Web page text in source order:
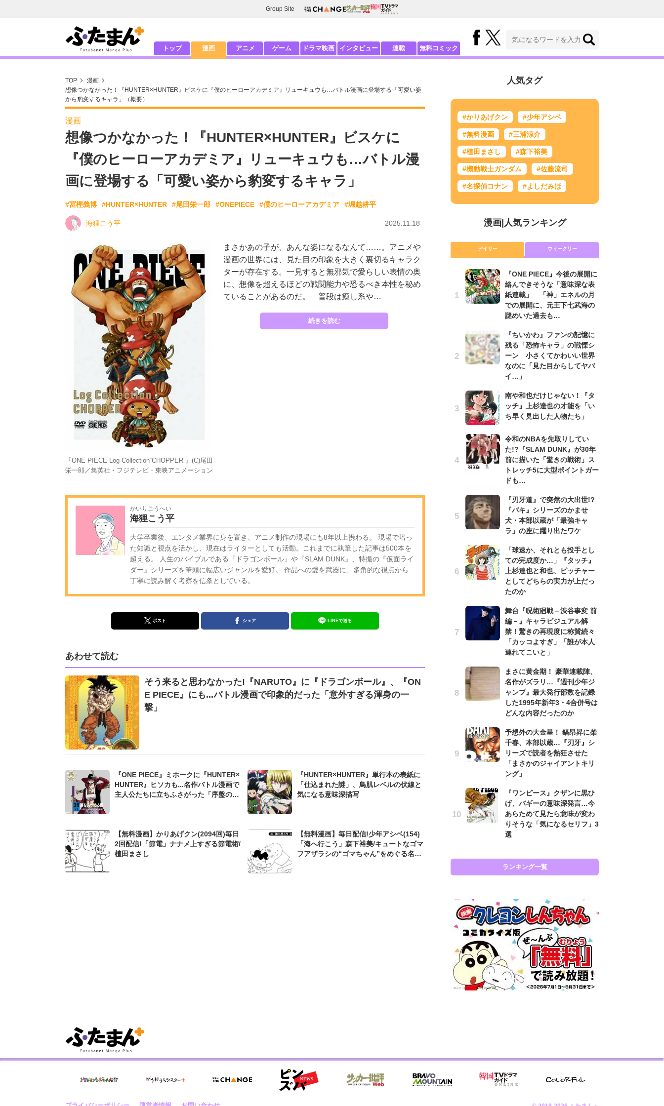
Group Site
トップ 漫画 アニメ ゲーム ドラマ映画 インタビュー 連載 無料コミック
TOP
漫画
想像つかなかった！『HUNTER×HUNTER』ビスケに『僕のヒーローアカデミア』リューキュウも…バトル漫画に登場する「可愛い姿
から豹変するキャラ」（概要）
漫画
想像つかなかった！『HUNTER×HUNTER』ビスケに
『僕のヒーローアカデミア』リューキュウも…バトル漫
画に登場する「可愛い姿から豹変するキャラ」
#冨樫義博 #HUNTER×HUNTER #尾田栄一郎 #ONEPIECE #僕のヒーローアカデミア #堀越耕平
海狸こう平 2025.11.18
『ONE PIECE Log Collection“CHOPPER”』(C)尾田
栄一郎／集英社・フジテレビ・東映アニメーション
まさかあの子が、あんな姿になるなんて……。アニメや
漫画の世界には、見た目の印象を大きく裏切るキャラク
ターが存在する。一見すると無邪気で愛らしい表情の奥
に、想像を超えるほどの戦闘能力や恐るべき本性を秘め
ていることがあるのだ。 普段は癒し系や…
続きを読む
かいりこうへい
海狸こう平
大学卒業後、エンタメ業界に身を置き、アニメ制作の現場にも8年以上携わる。 現場で培っ
た知識と視点を活かし、現在はライターとしても活動。これまでに執筆した記事は500本を
超える。 人生のバイブルである『ドラゴンボール』や『SLAM DUNK』、特撮の『仮面ライ
ダー』シリーズを筆頭に幅広いジャンルを愛好。 作品への愛を武器に、多角的な視点から
丁寧に読み解く考察を信条としている。
ポスト シェア LINEで送る
あわせて読む
そう来ると思わなかった!『NARUTO』に『ドラゴンボール』、『ON
E PIECE』にも...バトル漫画で印象的だった「意外すぎる渾身の一
撃」
『ONE PIECE』ミホークに『HUNTER×
HUNTER』ヒソカも...名作バトル漫画で
主人公たちに立ちふさがった「序盤の強
『HUNTER×HUNTER』単行本の表紙に
「仕込まれた謎」、鳥肌レベルの伏線と
気になる意味深描写
【無料漫画】かりあげクン(2094回)毎日
2回配信!「節電」ナナメ上すぎる節電術/
植田まさし
【無料漫画】毎日配信!少年アシベ(154)
「海へ行こう」森下裕美/キュートなゴマ
フアザラシの“ゴマちゃん”をめぐる名作
人気タグ
#かりあげクン #少年アシベ
#無料漫画 #三浦涼介
#植田まさし #森下裕美
#機動戦士ガンダム #佐藤流司
#名探偵コナン #よしだみほ
漫画| 人気ランキング
デイリー ウィークリー
『ONE PIECE』今後の展開に
絡んできそうな「意味深な表
紙連載」 「神」エネルの月
での展開に、元王下七武海の
謎めいた過去も…
『ちいかわ』ファンの記憶に
残る「恐怖キャラ」の戦慄シ
ーン 小さくてかわいい世界
なのに「見た目からしてヤバ
イ…」
南や和也だけじゃない！『タ
ッチ』上杉達也の才能を「い
ち早く見出した人物たち」
令和のNBAを先取りしてい
た!?『SLAM DUNK』が30年
前に描いた「驚きの戦術」ス
トレッチ5に大型ポイントガー
ドも…
『刃牙道』で突然の大出世!?
『バキ』シリーズのかませ
犬・本部以蔵が「最強キャ
ラ」の座に躍り出たワケ
「球速か、それとも投手とし
ての完成度か…」『タッチ』
上杉達也と和也、ピッチャー
としてどちらの実力が上だっ
たのか
舞台『呪術廻戦－渋谷事変 前
編－』キャラビジュアル解
禁！驚きの再現度に称賛続々
「カッコよすぎ」「誰が本人
連れてこいと」
まさに黄金期！ 豪華連載陣、
名作がズラリ…『週刊少年ジ
ャンプ』最大発行部数を記録
した1995年新年3・4合併号は
どんな内容だったのか
予想外の大金星！ 鎬昂昇に柴
千春、本部以蔵…『刃牙』シ
リーズで読者を熱狂させた
「まさかのジャイアントキリ
ング」
『ワンピース』クザンに黒ひ
げ、バギーの意味深発言…今
あらためて見たら意味が変わ
りそうな「気になるセリフ」3
選
ランキング一覧